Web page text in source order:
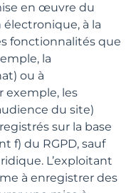
en œuvre du
à la
fonctionnalités que
la
ou à
exemple, les
du site)
sur la base
f) du RGPD, sauf
L’exploitant
à enregistrer des